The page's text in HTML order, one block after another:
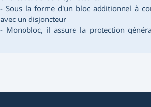
- Sous la forme d'un bloc additionnel à
avec un disjoncteur
- Monobloc, il assure la protection